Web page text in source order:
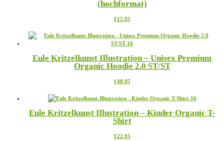
gewählt
auf.
Optionen
auf
der
gewählt
werden
(hochformat)
€15,95Dieses
weist
mehrere
auf.
Die
können
der
gewählt
werden
Eule Kritzelkunst Illustration – Unisex Premium
Organic Hoodie 2.0 ST/ST
€48,95Dieses
weist
Varianten
auf.
Optionen
Eule Kritzelkunst Illustration – Kinder Organic T-
Shirt
€22,95Dieses